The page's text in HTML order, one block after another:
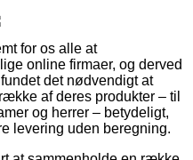
for os alle at
online firmaer, og derved
det nødvendigt at
af deres produkter – til
og herrer – betydeligt,
levering uden beregning.